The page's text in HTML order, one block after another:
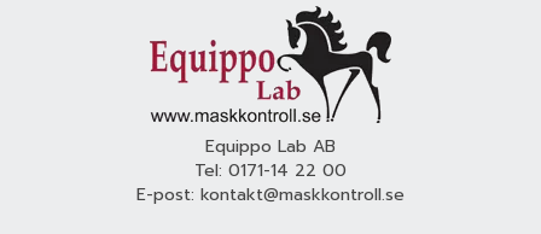
Equippo Lab AB
Tel: 0171-14 22 00
E-post: kontakt@maskkontroll.se